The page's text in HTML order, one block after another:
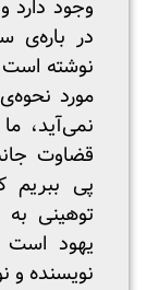
وجود دارد
در باره‌ی
نوشته
مورد
نمی‌‌آید،
قضاوت
پی ببریم
توهینی
یهود
نویسنده و